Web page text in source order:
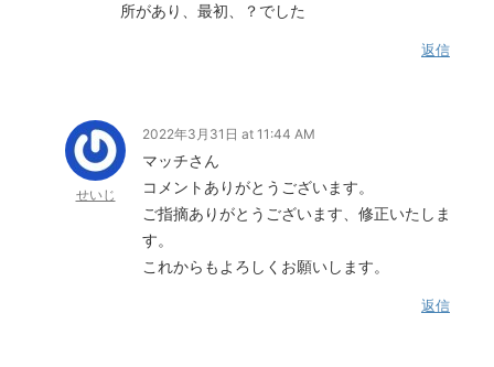
所があり、最初、？でした
返信
せいじ
2022年3月31日 at 11:44 AM
マッチさん
コメントありがとうございます。
ご指摘ありがとうございます、修正いたしま
す。
これからもよろしくお願いします。
返信